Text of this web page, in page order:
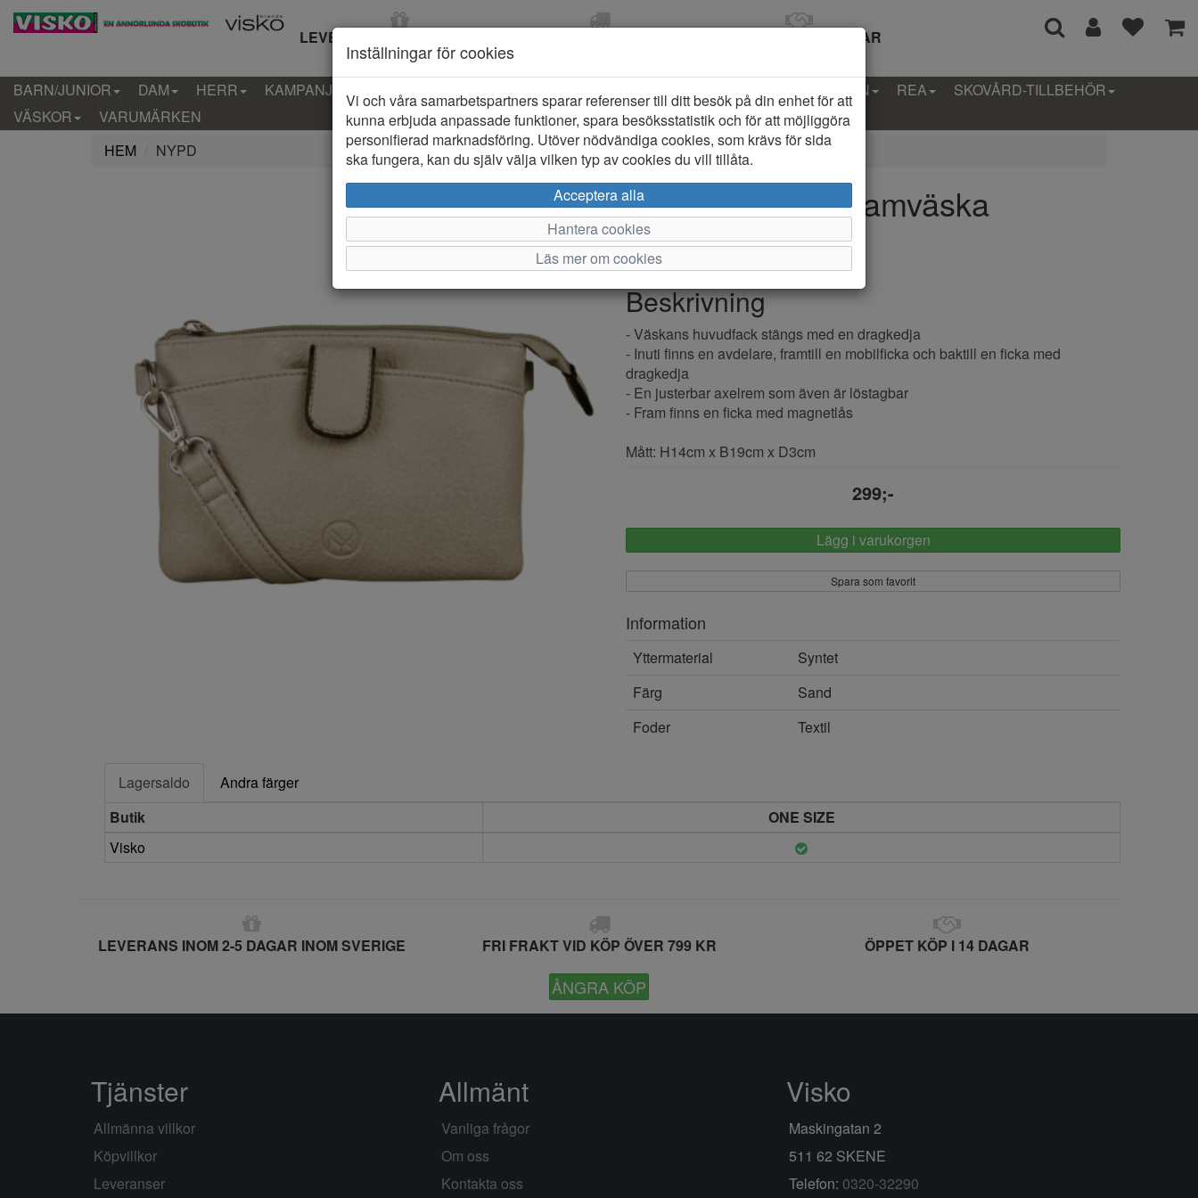
LEVERANS INOM 2-5 DAGAR ÖPPET KÖP I 14 DAGAR
BARN/JUNIOR DAM HERR KAMPANJ KLÄDER-BARN PROVKOLLEKTION REA
SKOVÅRD-TILLBEHÖR
VÄSKOR
VARUMÄRKEN
HEM
NYPD
NYPD 990055 Damväska
Varumärke: NYPD
Artikelnummer: 2611991
Beskrivning
- Väskans huvudfack stängs med en dragkedja
- Inuti finns en avdelare, framtill en mobilficka och baktill en ficka med
dragkedja
- En justerbar axelrem som även är löstagbar
- Fram finns en ficka med magnetlås
Mått: H14cm x B19cm x D3cm
299;-
Lägg i varukorgen
Spara som favorit
Information
Yttermaterial
Syntet
Färg
Sand
Foder
Textil
Lagersaldo
Andra färger
Butik
ONE SIZE
Visko
LEVERANS INOM 2-5 DAGAR INOM SVERIGE FRI FRAKT VID KÖP ÖVER 799 KR ÖPPET KÖP I 14 DAGAR
ÅNGRA KÖP
Inställningar för cookies
Vi och våra samarbetspartners sparar referenser till ditt besök på din enhet för att
kunna erbjuda anpassade funktioner, spara besöksstatistik och för att möjliggöra
personifierad marknadsföring. Utöver nödvändiga cookies, som krävs för sida
ska fungera, kan du själv välja vilken typ av cookies du vill tillåta.
Acceptera alla
Hantera cookies
Läs mer om cookies
Tjänster
Allmänna villkor
Köpvillkor
Leveranser
Allmänt
Vanliga frågor
Om oss
Kontakta oss
Visko
Maskingatan 2
511 62 SKENE
Telefon: 0320-32290